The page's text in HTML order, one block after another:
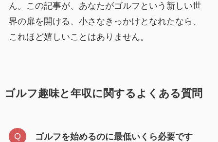
ん。この記事が、あなたがゴルフという新しい世
界の扉を開ける、小さなきっかけとなれたなら、
これほど嬉しいことはありません。
ゴルフ趣味と年収に関するよくある質問
ゴルフを始めるのに最低いくら必要です